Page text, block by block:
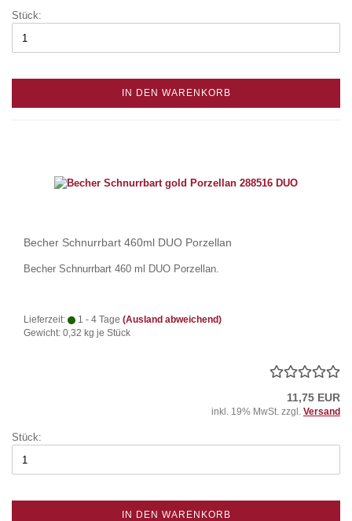
Stück:
IN DEN WARENKORB
Becher Schnurrbart 460ml DUO Porzellan
Becher Schnurrbart 460 ml DUO Porzellan.
Lieferzeit: 1 - 4 Tage (Ausland abweichend)
Gewicht: 0,32 kg je Stück
11,75 EUR
inkl. 19% MwSt. zzgl. Versand
Stück:
IN DEN WARENKORB